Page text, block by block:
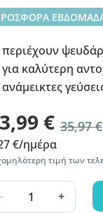
περιέχουν
για καλύτερη
ανάμεικτες
€ 35,97 €
€/ημέρα
τιμή των
- +